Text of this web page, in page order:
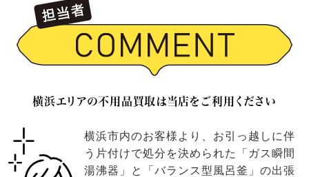
横浜エリアの不用品買取は当店をご利用ください
横浜市内のお客様より、お引っ越しに伴
う片付けで処分を決められた「ガス瞬間
湯沸器」と「バランス型風呂釜」の出張